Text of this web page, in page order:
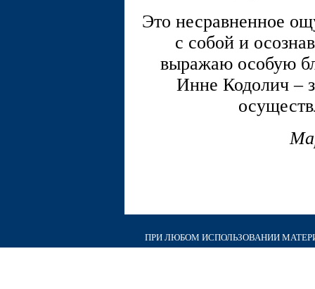
Это несравненное
с собой и
выражаю особую
Инне Кодолич –
ПРИ ЛЮБОМ ИСПОЛЬЗОВАНИИ